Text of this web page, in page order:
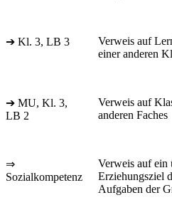
➔ Kl. 3, LB 3
Verweis auf
einer anderen
➔ MU, Kl. 3,
LB 2
Verweis auf
anderen Faches
⇒
Sozialkompetenz
Verweis auf ein
Erziehungsziel
Aufgaben der